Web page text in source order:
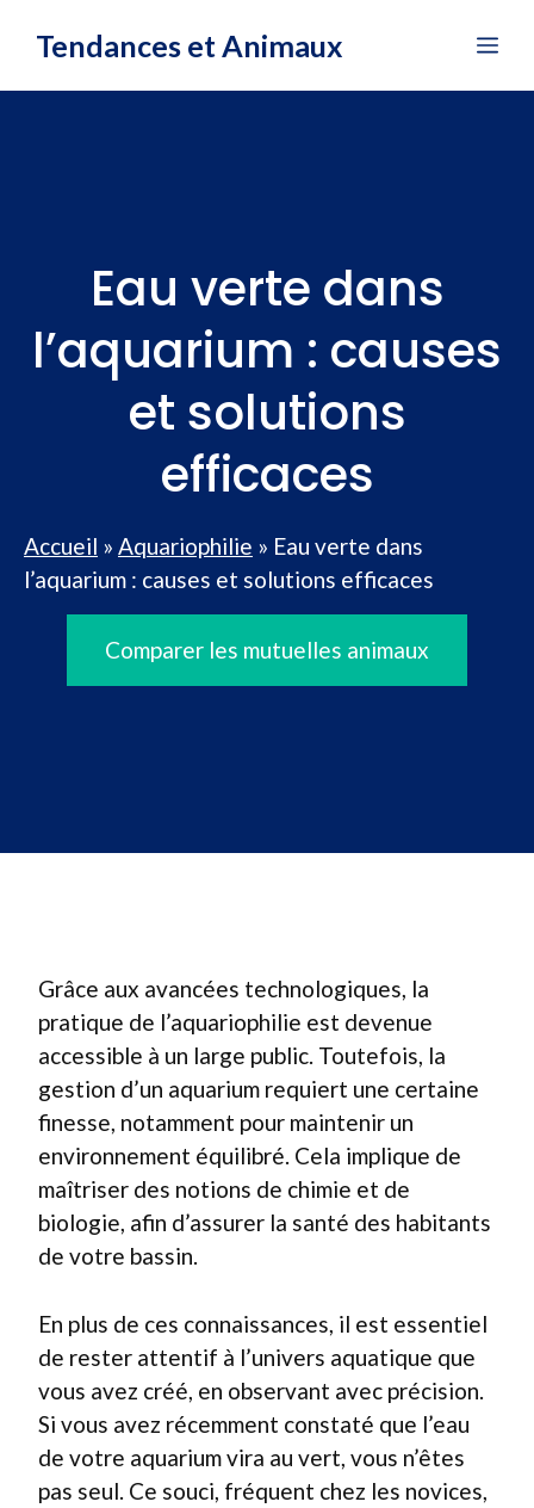
Tendances et Animaux
Eau verte dans
l’aquarium : causes
et solutions
efficaces
Accueil » Aquariophilie » Eau verte dans
l’aquarium : causes et solutions efficaces
Comparer les mutuelles animaux
Grâce aux avancées technologiques, la
pratique de l’aquariophilie est devenue
accessible à un large public. Toutefois, la
gestion d’un aquarium requiert une certaine
finesse, notamment pour maintenir un
environnement équilibré. Cela implique de
maîtriser des notions de chimie et de
biologie, afin d’assurer la santé des habitants
de votre bassin.
En plus de ces connaissances, il est essentiel
de rester attentif à l’univers aquatique que
vous avez créé, en observant avec précision.
Si vous avez récemment constaté que l’eau
de votre aquarium vira au vert, vous n’êtes
pas seul. Ce souci, fréquent chez les novices,